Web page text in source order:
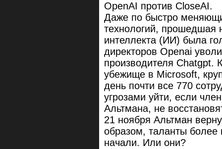
OpenAI против CloseAI.
Даже по быстро
технологий, прошедшая
интеллекта (ИИ) была
директоров Openai
производителя Chatgpt.
убежище в Microsoft,
день почти все 770
угрозами уйти, если
Альтмана, не
21 ноября Альтман
образом, таланты более
начали. Или они?